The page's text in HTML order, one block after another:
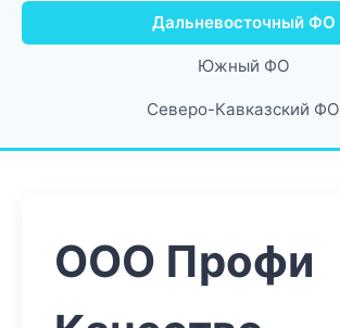
Дальневосточный ФО
Южный ФО
Северо-Кавказский ФО
ООО Профи